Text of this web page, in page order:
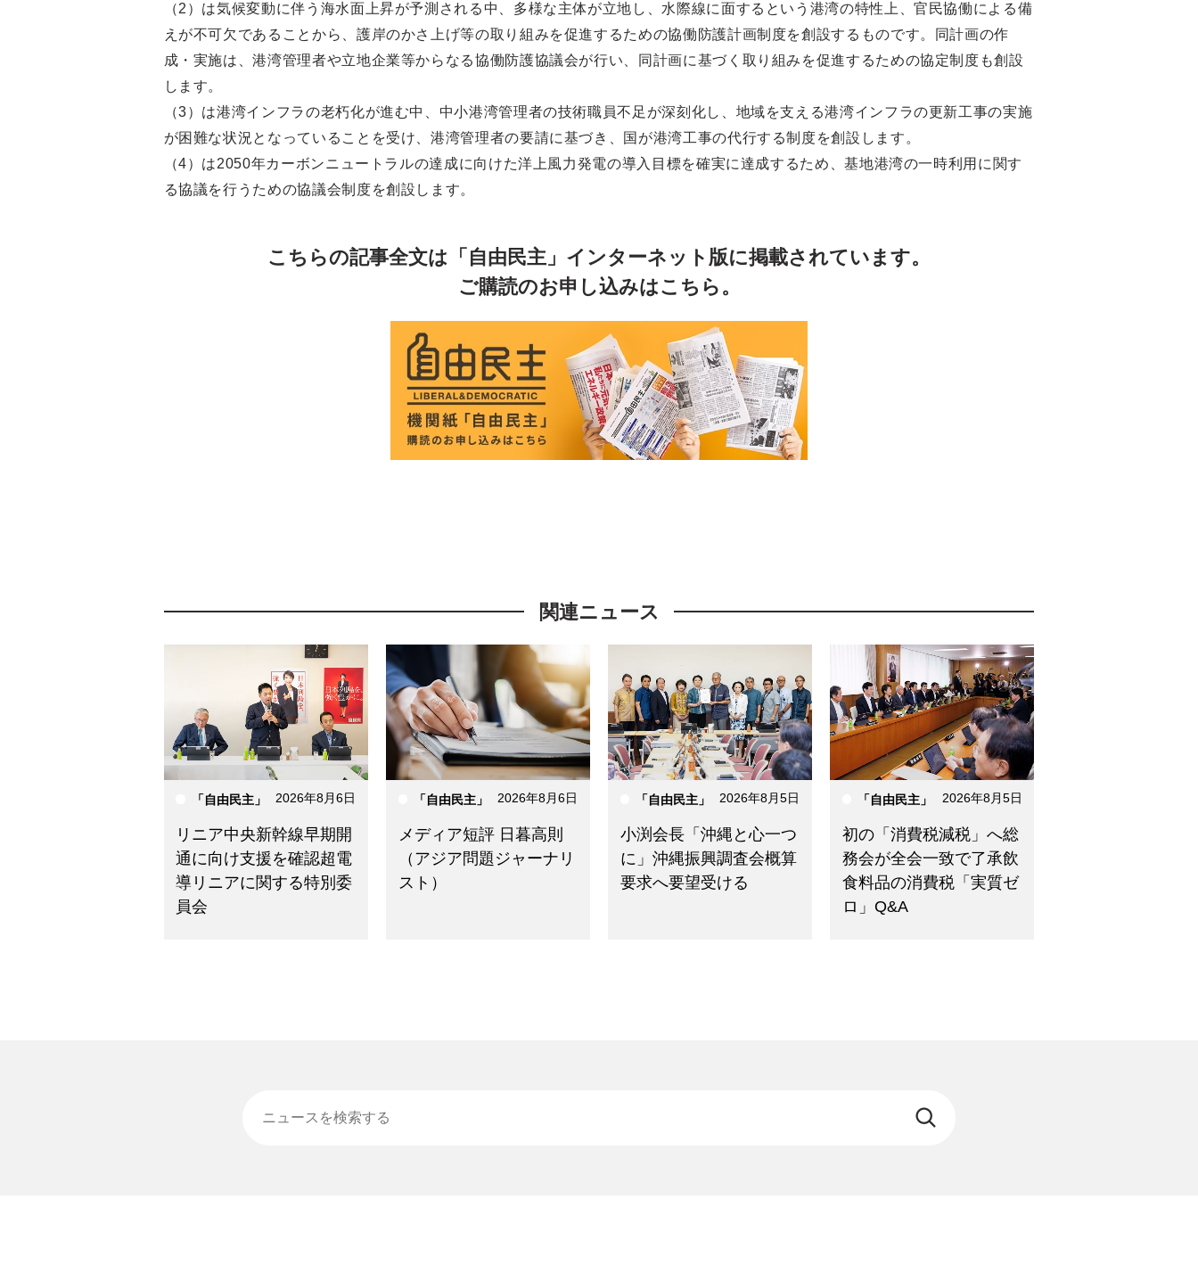
（2）は気候変動に伴う海水面上昇が予測される中、多様な主体が立地し、水際線に面するという港湾の特性上、官民協働による備
えが不可欠であることから、護岸のかさ上げ等の取り組みを促進するための協働防護計画制度を創設するものです。同計画の作
成・実施は、港湾管理者や立地企業等からなる協働防護協議会が行い、同計画に基づく取り組みを促進するための協定制度も創設
します。
（3）は港湾インフラの老朽化が進む中、中小港湾管理者の技術職員不足が深刻化し、地域を支える港湾インフラの更新工事の実施
が困難な状況となっていることを受け、港湾管理者の要請に基づき、国が港湾工事の代行する制度を創設します。
（4）は2050年カーボンニュートラルの達成に向けた洋上風力発電の導入目標を確実に達成するため、基地港湾の一時利用に関す
る協議を行うための協議会制度を創設します。
こちらの記事全文は「自由民主」インターネット版に掲載されています。
ご購読のお申し込みはこちら。
関連ニュース
「自由民主」 2026年8月6日
リニア中央新幹線早期開
通に向け支援を確認超電
導リニアに関する特別委
員会
「自由民主」 2026年8月6日
メディア短評 日暮高則
（アジア問題ジャーナリ
スト）
「自由民主」 2026年8月5日
小渕会長「沖縄と心一つ
に」沖縄振興調査会概算
要求へ要望受ける
「自由民主」 2026年8月5日
初の「消費税減税」へ総
務会が全会一致で了承飲
食料品の消費税「実質ゼ
ロ」Q&A